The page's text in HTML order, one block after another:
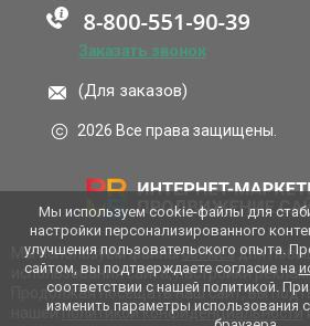
Заказать звонок
(Для заказов)
2026 Все права защищены.
Мы используем файлыcookies для
использования сайта, настройки
Продолжая посещать наш сайт, вы
нашейполитикой конфиденциальности
Мы используем cookie-файлы для
настройки персонализированного
улучшения пользовательского опыта.
сайтом, вы подтверждаете согласие на
соответствии с нашей политикой.
изменить параметры использования